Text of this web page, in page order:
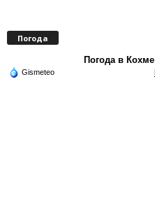
Погода
Погода в Кохме
Gismeteo